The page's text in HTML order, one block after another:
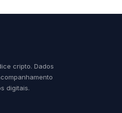
cripto. Dados
digitais.